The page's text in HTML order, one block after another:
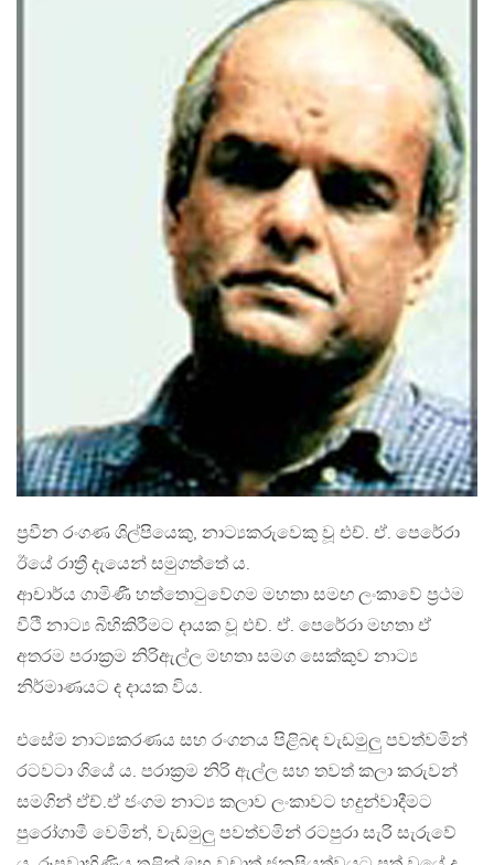
ප්‍රවීන රංගණ ශිල්පියෙකු, නාට්‍යකරුවෙකු වූ එච්. ඒ. පෙරේරා
ඊයේ රාත්‍රී දැයෙන් සමුගත්තේ ය.
ආචාර්ය ගාමිණී හත්තොටුවේගම මහතා සමඟ ලංකාවේ ප්‍රථම
වීථි නාට්‍ය බිහිකිරීමට දායක වූ එච්. ඒ. පෙරේරා මහතා ඒ
අතරම පරාක්‍රම නිරිඇල්ල මහතා සමග සෙක්කුව නාට්‍ය
නිර්මාණයට ද දායක විය.
එසේම නාට්‍යකරණය සහ රංගනය පිළිබඳ වැඩමුලු පවත්වමින්
රටවටා ගියේ ය. පරාක්‍රම නිරි ඇල්ල සහ තවත් කලා කරුවන්
සමගින් ඒච්.ඒ ජංගම නාට්‍ය කලාව ලංකාවට හදුන්වාදීමට
පුරෝගාමී වෙමින්, වැඩමුලු පවත්වමින් රටපුරා සැරි සැරුවේ